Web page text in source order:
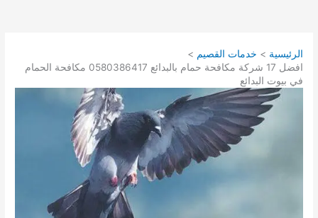
الرئيسية
خدمات القصيم
افضل 17 شركة مكافحة حمام بالبدائع 0580386417 مكافحة الحمام
في بيوت البدائع